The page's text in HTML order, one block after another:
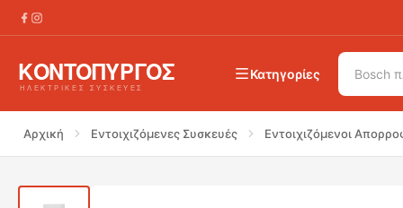
Κατηγορίες
Αρχική Εντοιχιζόμενες Συσκευές Εντοιχιζόμενοι